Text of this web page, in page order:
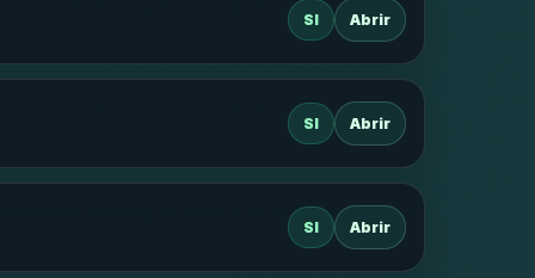
SI Abrir
SI Abrir
SI Abrir